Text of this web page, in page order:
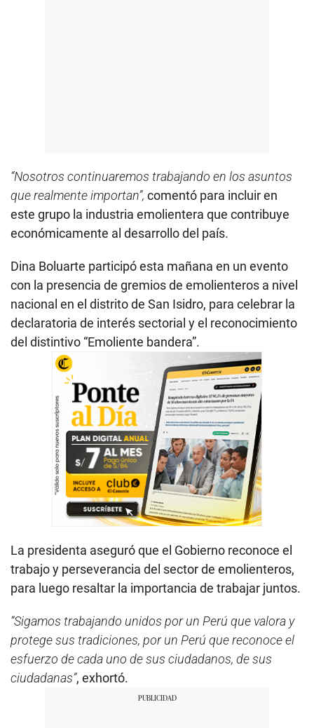
“Nosotros continuaremos trabajando en los asuntos
que realmente importan”, comentó para incluir en
este grupo la industria emolientera que contribuye
económicamente al desarrollo del país.
Dina Boluarte participó esta mañana en un evento
con la presencia de gremios de emolienteros a nivel
nacional en el distrito de San Isidro, para celebrar la
declaratoria de interés sectorial y el reconocimiento
del distintivo “Emoliente bandera”.
La presidenta aseguró que el Gobierno reconoce el
trabajo y perseverancia del sector de emolienteros,
para luego resaltar la importancia de trabajar juntos.
“Sigamos trabajando unidos por un Perú que valora y
protege sus tradiciones, por un Perú que reconoce el
esfuerzo de cada uno de sus ciudadanos, de sus
ciudadanas”, exhortó.